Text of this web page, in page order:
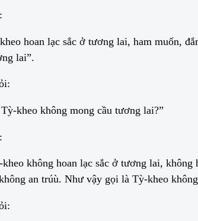
hoan lạc sắc ở tương lai, ham muốn,
lai”.
kheo không mong cầu tương lai?”
không hoan lạc sắc ở tương lai,
an trúù. Như vậy gọi là Tỳ-kheo